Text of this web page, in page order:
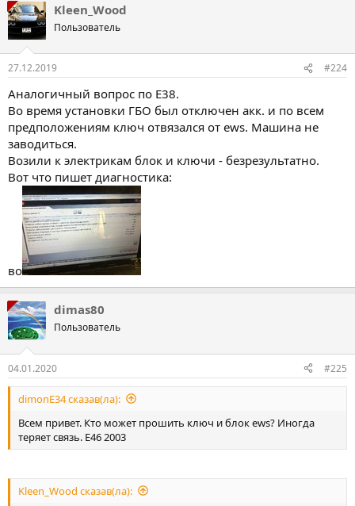
Kleen_Wood
Пользователь
27.12.2019 #224
Аналогичный вопрос по Е38.
Во время установки ГБО был отключен акк. и по всем
предположениям ключ отвязался от ews. Машина не
заводиться.
Возили к электрикам блок и ключи - безрезультатно.
Вот что пишет диагностика:
во
dimas80
Пользователь
04.01.2020 #225
dimonE34 сказав(ла):
Всем привет. Кто может прошить ключ и блок ews? Иногда
теряет связь. Е46 2003
Kleen_Wood сказав(ла):